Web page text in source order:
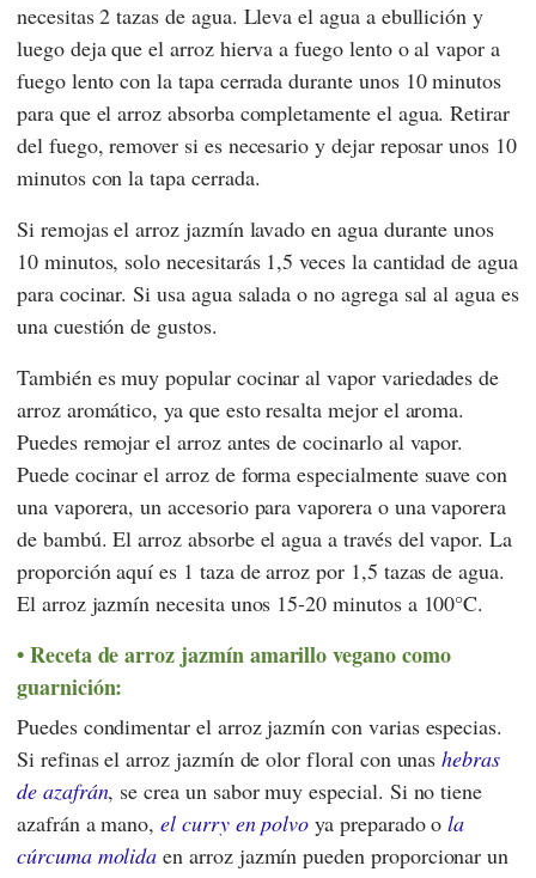
necesitas 2 tazas de agua. Lleva el agua a ebullición y
luego deja que el arroz hierva a fuego lento o al vapor a
fuego lento con la tapa cerrada durante unos 10 minutos
para que el arroz absorba completamente el agua. Retirar
del fuego, remover si es necesario y dejar reposar unos 10
minutos con la tapa cerrada.
Si remojas el arroz jazmín lavado en agua durante unos
10 minutos, solo necesitarás 1,5 veces la cantidad de agua
para cocinar. Si usa agua salada o no agrega sal al agua es
una cuestión de gustos.
También es muy popular cocinar al vapor variedades de
arroz aromático, ya que esto resalta mejor el aroma.
Puedes remojar el arroz antes de cocinarlo al vapor.
Puede cocinar el arroz de forma especialmente suave con
una vaporera, un accesorio para vaporera o una vaporera
de bambú. El arroz absorbe el agua a través del vapor. La
proporción aquí es 1 taza de arroz por 1,5 tazas de agua.
El arroz jazmín necesita unos 15-20 minutos a 100°C.
Receta de arroz jazmín amarillo vegano como
guarnición:
Puedes condimentar el arroz jazmín con varias especias.
Si refinas el arroz jazmín de olor floral con unashebras
de azafrán, se crea un sabor muy especial. Si no tiene
azafrán a mano,el curry en polvo ya preparado ola
cúrcuma molida en arroz jazmín pueden proporcionar un